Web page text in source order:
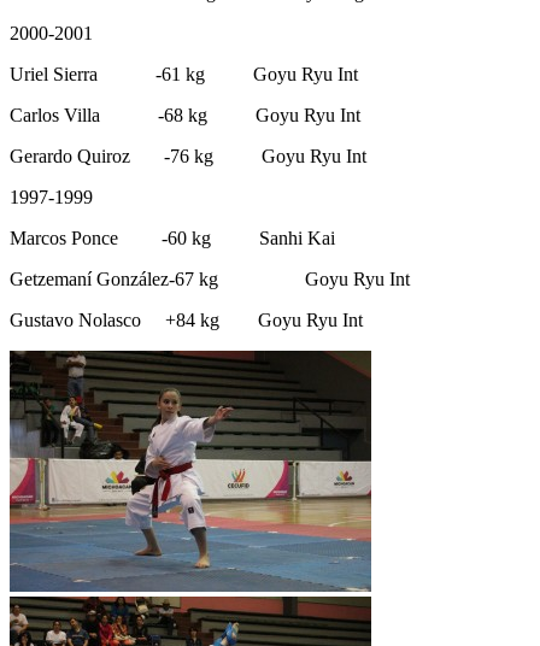
2000-2001
Uriel Sierra -61 kg Goyu Ryu Int
Carlos Villa -68 kg Goyu Ryu Int
Gerardo Quiroz -76 kg Goyu Ryu Int
1997-1999
Marcos Ponce -60 kg Sanhi Kai
Getzemaní González-67 kg Goyu Ryu Int
Gustavo Nolasco +84 kg Goyu Ryu Int